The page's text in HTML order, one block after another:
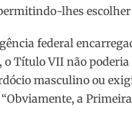
lhes
federal
Título VII não
masculino ou
a